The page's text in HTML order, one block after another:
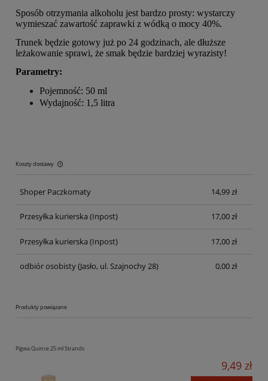
Sposób otrzymania alkoholu jest bardzo prosty: wystarczy
wymieszać zawartość zaprawki z wódką o mocy 40%.
Trunek będzie gotowy już po 24 godzinach, ale dłuższe
leżakowanie sprawi, że smak będzie bardziej wyrazisty!
Parametry:
Pojemność: 50 ml
Wydajność: 1,5 litra
Koszty dostawy
Cena nie zawiera ewentualnych kosztów płatności
Shoper Paczkomaty
14,99 zł
Przesyłka kurierska (Inpost) 17,00 zł
Przesyłka kurierska (Inpost) 17,00 zł
odbiór osobisty(Jasło, ul. Szajnochy 28) 0,00 zł
Produkty powiązane
Pigwa Quince 25 ml Strands
9,49 zł